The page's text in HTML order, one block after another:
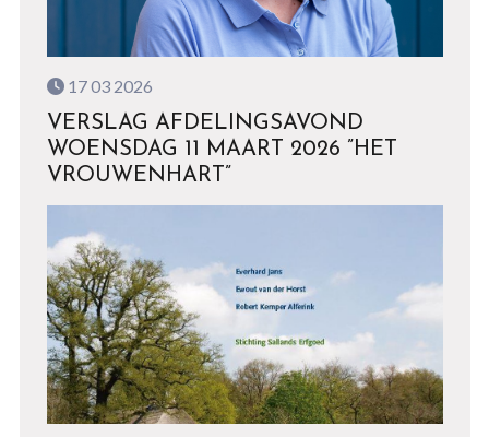
17 03 2026
VERSLAG AFDELINGSAVOND
WOENSDAG 11 MAART 2026 ”HET
VROUWENHART”